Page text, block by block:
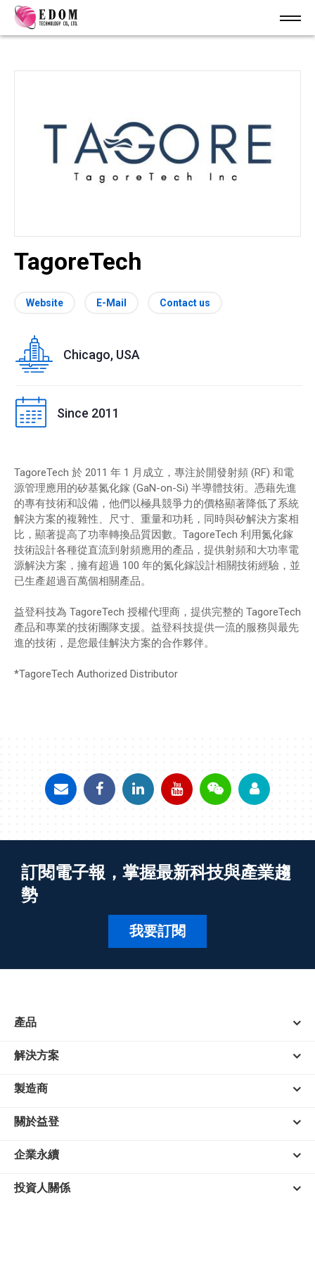
TagoreTech
Website E-Mail Contact us
Chicago, USA
Since 2011
TagoreTech 於 2011 年 1 月成立，專注於開發射頻 (RF) 和電
源管理應用的矽基氮化鎵 (GaN-on-Si) 半導體技術。憑藉先進
的專有技術和設備，他們以極具競爭力的價格顯著降低了系統
解決方案的複雜性、尺寸、重量和功耗，同時與矽解決方案相
比，顯著提高了功率轉換品質因數。TagoreTech 利用氮化鎵
技術設計各種從直流到射頻應用的產品，提供射頻和大功率電
源解決方案，擁有超過 100 年的氮化鎵設計相關技術經驗，並
已生產超過百萬個相關產品。
益登科技為 TagoreTech 授權代理商，提供完整的 TagoreTech
產品和專業的技術團隊支援。益登科技提供一流的服務與最先
進的技術，是您最佳解決方案的合作夥伴。
*TagoreTech Authorized Distributor
訂閱電子報，掌握最新科技與產業趨
勢
我要訂閱
產品
解決方案
製造商
關於益登
企業永續
投資人關係